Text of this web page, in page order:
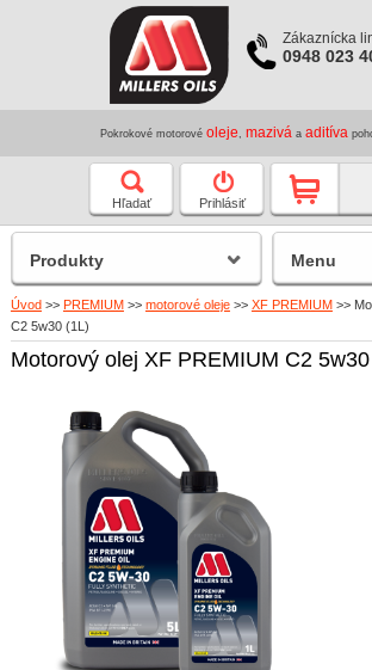
Zákaznícka
0948 023
Pokrokové motorové oleje mazivá a aditíva
Hľadať Prihlásiť
Úvod >> PREMIUM >> motorové oleje >> XF PREMIUM >>
C2 5w30 (1L)
Motorový olej XF PREMIUM C2
Produkty Menu